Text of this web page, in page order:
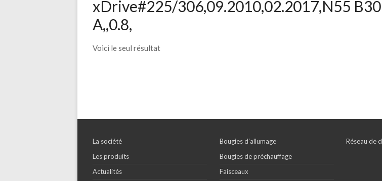
xDrive#225/306,09.2010,02.2017,N55 B30
A,,0.8,
Voici le seul résultat
La société
Les produits
Actualités
Bougies d’allumage
Bougies de préchauffage
Faisceaux
Réseau de